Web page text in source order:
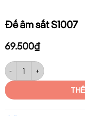
Đế âm sắt S1007
69.500₫
Đế âm sắt S1007 số lượng